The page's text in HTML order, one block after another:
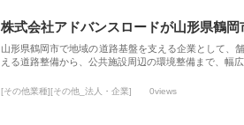
株式会社アドバンスロードが山形県鶴
山形県鶴岡市で地域の道路基盤を支える企業として、
える道路整備から、公共施設周辺の環境整備まで、幅
[その他業種][その他_法人・企業] 0views